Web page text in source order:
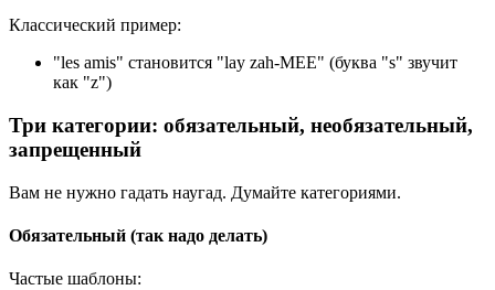
Классический пример:
"les amis" становится "lay zah-MEE" (буква "s" звучит
как "z")
Три категории: обязательный, необязательный,
запрещенный
Вам не нужно гадать наугад. Думайте категориями.
Обязательный (так надо делать)
Частые шаблоны: